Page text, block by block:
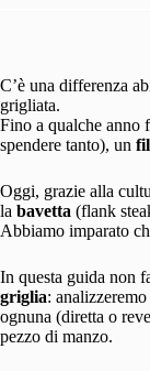
C’è una differenza
grigliata.
Fino a qualche anno
spendere tanto), un
Oggi, grazie alla
la bavetta (flank
Abbiamo imparato
In questa guida non
griglia:
ognuna (diretta o
pezzo di manzo.